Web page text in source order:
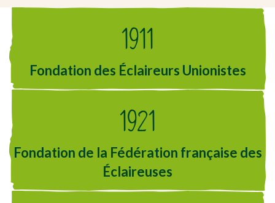
1911
Fondation des Éclaireurs Unionistes
1921
Fondation de la Fédération française des
Éclaireuses